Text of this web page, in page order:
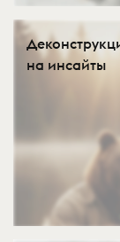
на инсайты